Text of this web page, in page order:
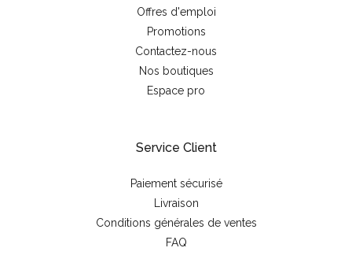
Offres d'emploi
Promotions
Contactez-nous
Nos boutiques
Espace pro
Service Client
Paiement sécurisé
Livraison
Conditions générales de ventes
FAQ